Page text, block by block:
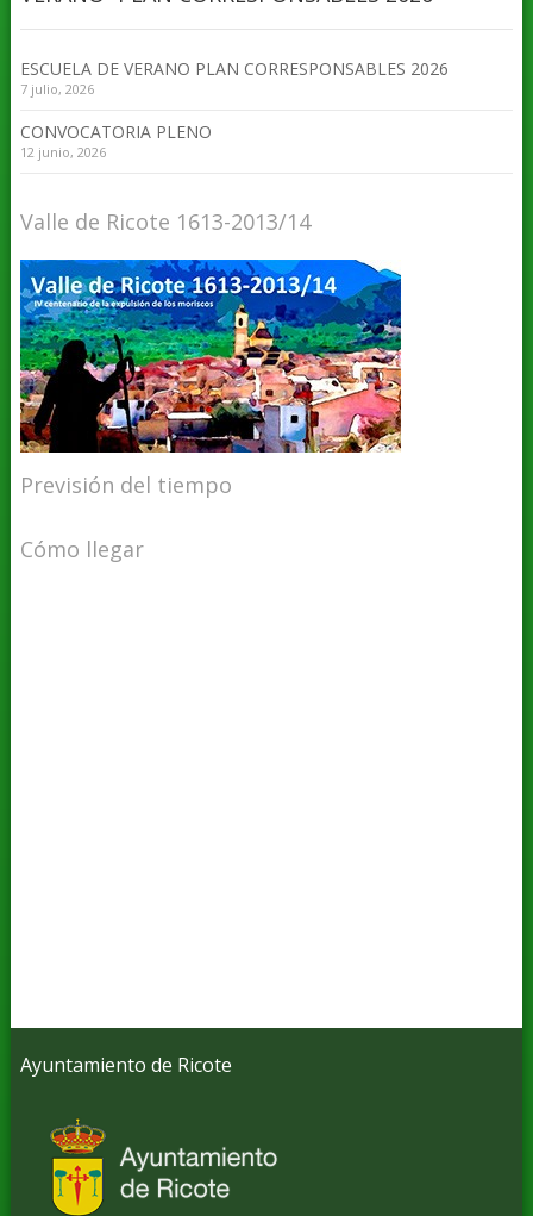
ESCUELA DE VERANO PLAN CORRESPONSABLES 2026
7 julio, 2026
CONVOCATORIA PLENO
12 junio, 2026
Valle de Ricote 1613-2013/14
Previsión del tiempo
Cómo llegar
Ayuntamiento de Ricote